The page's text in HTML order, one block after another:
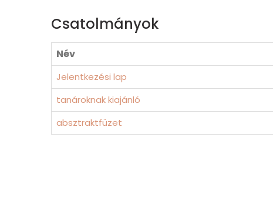
Csatolmányok
Név
Jelentkezési lap
tanároknak kiajánló
absztraktfüzet